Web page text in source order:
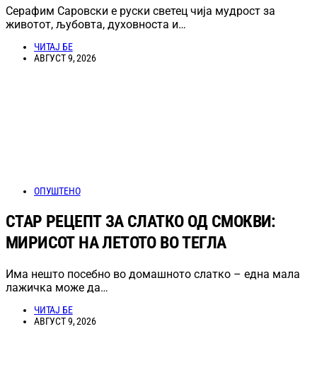
Серафим Саровски е руски светец чија мудрост за
животот, љубовта, духовноста и…
ЧИТАЈ БЕ
АВГУСТ 9, 2026
ОПУШТЕНО
СТАР РЕЦЕПТ ЗА СЛАТКО ОД СМОКВИ:
МИРИСОТ НА ЛЕТОТО ВО ТЕГЛА
Има нешто посебно во домашното слатко – една мала
лажичка може да…
ЧИТАЈ БЕ
АВГУСТ 9, 2026